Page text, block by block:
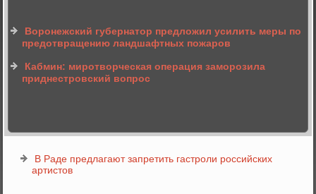
Воронежский губернатор предложил усилить меры по
предотвращению ландшафтных пожаров
Кабмин: миротворческая операция заморозила
приднестровский вопрос
В Раде предлагают запретить гастроли российских
артистов